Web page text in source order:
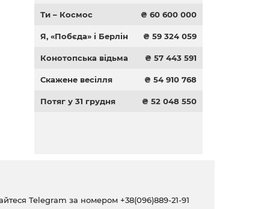
Ти – Космос ₴ 60 600 000
Я, «Побєда» і Берлін ₴ 59 324 059
Конотопська відьма ₴ 57 443 591
Скажене весілля ₴ 54 910 768
Потяг у 31 грудня ₴ 52 048 550
Telegram за номером +38(096)889-21-91